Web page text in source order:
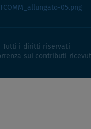
Tutti i diritti riservati
sui contributi